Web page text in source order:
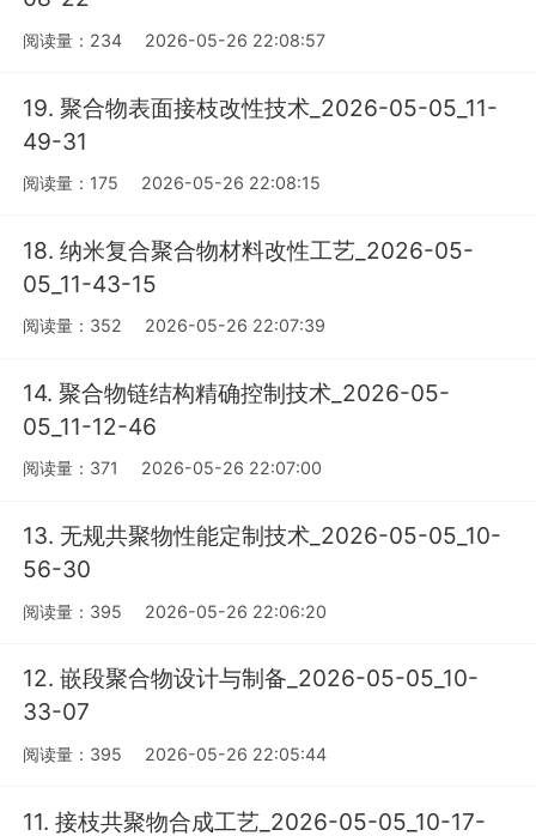
阅读量：234 2026-05-26 22:08:57
19. 聚合物表面接枝改性技术_2026-05-05_11-
49-31
阅读量：175 2026-05-26 22:08:15
18. 纳米复合聚合物材料改性工艺_2026-05-
05_11-43-15
阅读量：352 2026-05-26 22:07:39
14. 聚合物链结构精确控制技术_2026-05-
05_11-12-46
阅读量：371 2026-05-26 22:07:00
13. 无规共聚物性能定制技术_2026-05-05_10-
56-30
阅读量：395 2026-05-26 22:06:20
12. 嵌段聚合物设计与制备_2026-05-05_10-
33-07
阅读量：395 2026-05-26 22:05:44
11. 接枝共聚物合成工艺_2026-05-05_10-17-